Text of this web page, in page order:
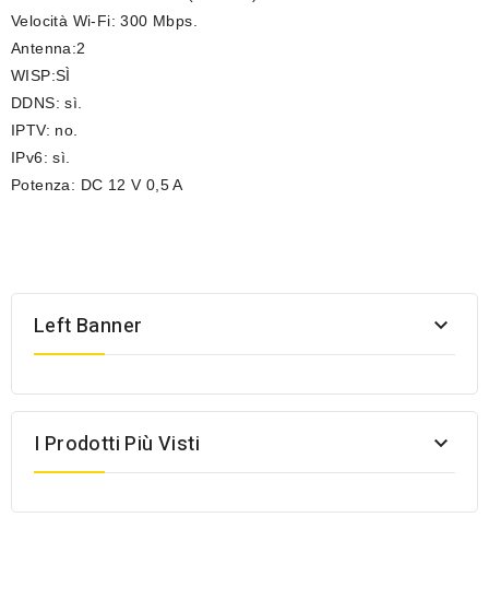
Velocità Wi-Fi: 300 Mbps.
Antenna:2
WISP:SÌ
DDNS: sì.
IPTV: no.
IPv6: sì.
Potenza: DC 12 V 0,5 A
Left Banner 
I Prodotti Più Visti 